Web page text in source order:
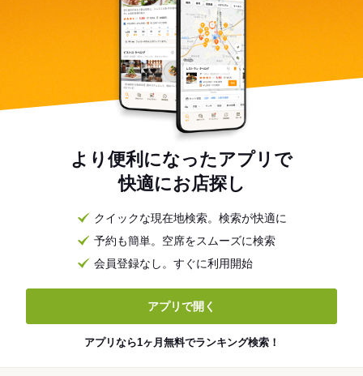
より便利になったアプリで
快適にお店探し
クイックな現在地検索。検索が快適に
予約も簡単。空席をスムーズに検索
会員登録なし。すぐに利用開始
アプリで開く
アプリなら1ヶ月無料でランキング検索！